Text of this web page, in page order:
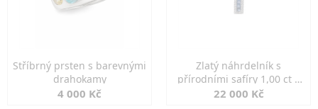
Stříbrný prsten s barevnými
drahokamy
4 000 Kč
Zlatý náhrdelník s
přírodními safíry 1,00 ct a
diamanty
22 000 Kč